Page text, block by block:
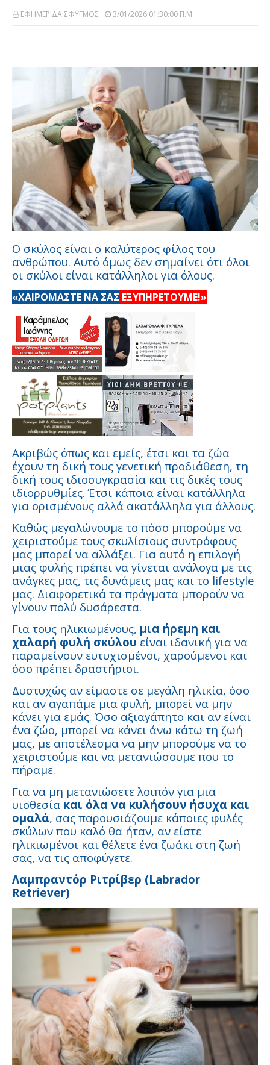
ΕΦΗΜΕΡΙΔΑ ΣΦΥΓΜΟΣ 3/01/2026 01:30:00 Π.μ.
Ο σκύλος είναι ο καλύτερος φίλος του
ανθρώπου. Αυτό όμως δεν σημαίνει ότι όλοι
οι σκύλοι είναι κατάλληλοι για όλους.
«ΧΑΙΡΟΜΑΣΤΕ ΝΑ ΣΑΣ ΕΞΥΠΗΡΕΤΟΥΜΕ!»
Ακριβώς όπως και εμείς, έτσι και τα ζώα
έχουν τη δική τους γενετική προδιάθεση, τη
δική τους ιδιοσυγκρασία και τις δικές τους
ιδιορρυθμίες. Έτσι κάποια είναι κατάλληλα
για ορισμένους αλλά ακατάλληλα για άλλους.
Καθώς μεγαλώνουμε το πόσο μπορούμε να
χειριστούμε τους σκυλίσιους συντρόφους
μας μπορεί να αλλάξει. Για αυτό η επιλογή
μιας φυλής πρέπει να γίνεται ανάλογα με τις
ανάγκες μας, τις δυνάμεις μας και το lifestyle
μας. Διαφορετικά τα πράγματα μπορούν να
γίνουν πολύ δυσάρεστα.
Για τους ηλικιωμένους, μια ήρεμη και
χαλαρή φυλή σκύλου είναι ιδανική για να
παραμείνουν ευτυχισμένοι, χαρούμενοι και
όσο πρέπει δραστήριοι.
Δυστυχώς αν είμαστε σε μεγάλη ηλικία, όσο
και αν αγαπάμε μια φυλή, μπορεί να μην
κάνει για εμάς. Όσο αξιαγάπητο και αν είναι
ένα ζώο, μπορεί να κάνει άνω κάτω τη ζωή
μας, με αποτέλεσμα να μην μπορούμε να το
χειριστούμε και να μετανιώσουμε που το
πήραμε.
Για να μη μετανιώσετε λοιπόν για μια
υιοθεσία και όλα να κυλήσουν ήσυχα και
ομαλά, σας παρουσιάζουμε κάποιες φυλές
σκύλων που καλό θα ήταν, αν είστε
ηλικιωμένοι και θέλετε ένα ζωάκι στη ζωή
σας, να τις αποφύγετε.
Λαμπραντόρ Ριτρίβερ (Labrador
Retriever)